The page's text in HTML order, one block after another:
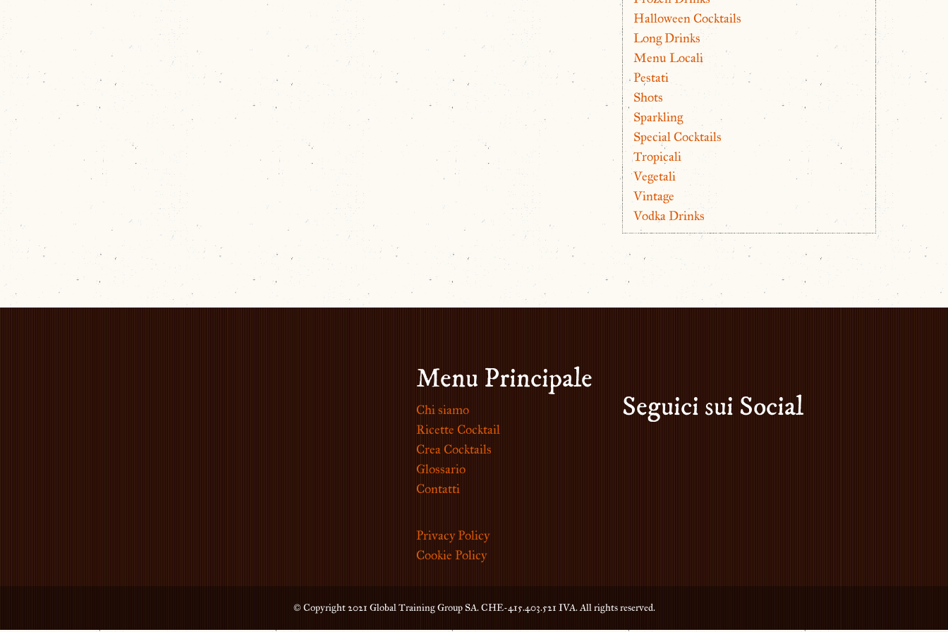
Halloween Cocktails
Long Drinks
Menu Locali
Pestati
Shots
Sparkling
Special Cocktails
Tropicali
Vegetali
Vintage
Vodka Drinks
Menu Principale
Chi siamo
Ricette Cocktail
Crea Cocktails
Glossario
Contatti
Privacy Policy
Cookie Policy
Seguici sui Social
© Copyright 2021 Global Training Group SA. CHE-415.403.521 IVA. All rights reserved.